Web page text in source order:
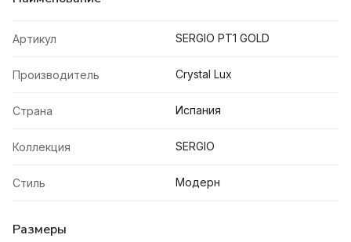
Артикул SERGIO PT1 GOLD
Производитель Crystal Lux
Страна Испания
Коллекция SERGIO
Стиль Модерн
Размеры